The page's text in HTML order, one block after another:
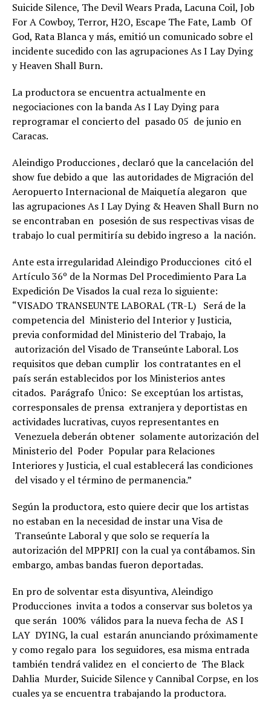
Suicide Silence, The Devil Wears Prada, Lacuna Coil, Job
For A Cowboy, Terror, H2O, Escape The Fate, Lamb Of
God, Rata Blanca y más, emitió un comunicado sobre el
incidente sucedido con las agrupaciones As I Lay Dying
y Heaven Shall Burn.
La productora se encuentra actualmente en
negociaciones con la banda As I Lay Dying para
reprogramar el concierto del pasado 05 de junio en
Caracas.
Aleindigo Producciones , declaró que la cancelación del
show fue debido a que las autoridades de Migración del
Aeropuerto Internacional de Maiquetía alegaron que
las agrupaciones As I Lay Dying & Heaven Shall Burn no
se encontraban en posesión de sus respectivas visas de
trabajo lo cual permitiría su debido ingreso a la nación.
Ante esta irregularidad Aleindigo Producciones citó el
Artículo 36º de la Normas Del Procedimiento Para La
Expedición De Visados la cual reza lo siguiente:
“VISADO TRANSEUNTE LABORAL (TR-L) Será de la
competencia del Ministerio del Interior y Justicia,
previa conformidad del Ministerio del Trabajo, la
autorización del Visado de Transeúnte Laboral. Los
requisitos que deban cumplir los contratantes en el
país serán establecidos por los Ministerios antes
citados. Parágrafo Único: Se exceptúan los artistas,
corresponsales de prensa extranjera y deportistas en
actividades lucrativas, cuyos representantes en
Venezuela deberán obtener solamente autorización del
Ministerio del Poder Popular para Relaciones
Interiores y Justicia, el cual establecerá las condiciones
del visado y el término de permanencia.”
Según la productora, esto quiere decir que los artistas
no estaban en la necesidad de instar una Visa de
Transeúnte Laboral y que solo se requería la
autorización del MPPRIJ con la cual ya contábamos. Sin
embargo, ambas bandas fueron deportadas.
En pro de solventar esta disyuntiva, Aleindigo
Producciones invita a todos a conservar sus boletos ya
que serán 100% válidos para la nueva fecha de AS I
LAY DYING, la cual estarán anunciando próximamente
y como regalo para los seguidores, esa misma entrada
también tendrá validez en el concierto de The Black
Dahlia Murder, Suicide Silence y Cannibal Corpse, en los
cuales ya se encuentra trabajando la productora.